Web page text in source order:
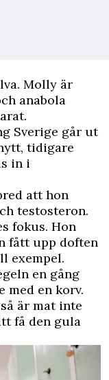
Molly är
anabola
Sverige går ut
tidigare
in i
att hon
testosteron.
fokus. Hon
fått upp doften
exempel.
en gång
med en korv.
är mat inte
få den gula